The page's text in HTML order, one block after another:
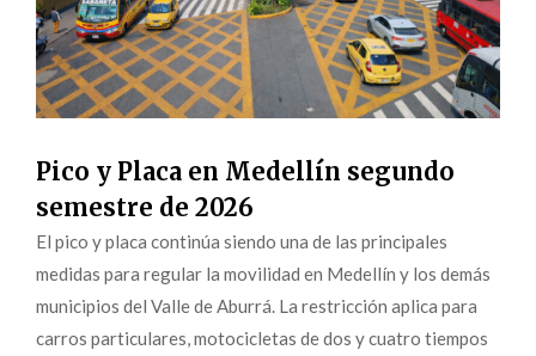
Pico y Placa en Medellín segundo
semestre de 2026
El pico y placa continúa siendo una de las principales
medidas para regular la movilidad en Medellín y los demás
municipios del Valle de Aburrá. La restricción aplica para
carros particulares, motocicletas de dos y cuatro tiempos